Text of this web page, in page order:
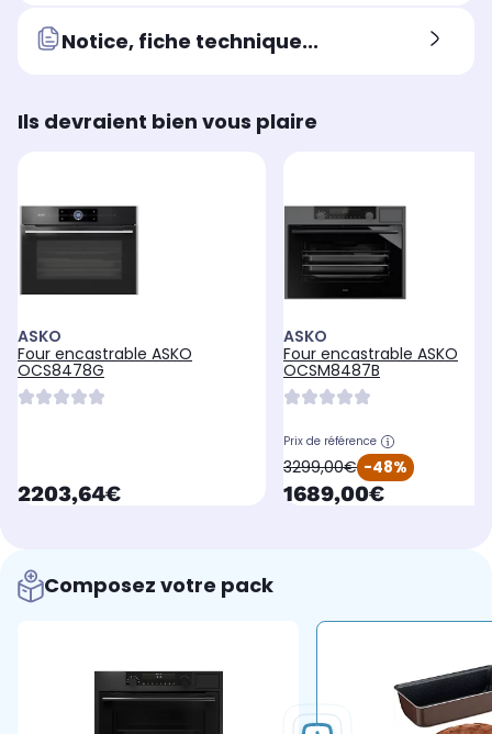
Notice, fiche technique...
Ils devraient bien vous plaire
ASKO
Four encastrable ASKO
OCS8478G
currentPrice
2203,64€
ASKO
Four encastrable ASKO
OCSM8487B
Prix de référence
oldPrice
3299,00€ -48%
currentPrice
1689,00€
Composez votre pack